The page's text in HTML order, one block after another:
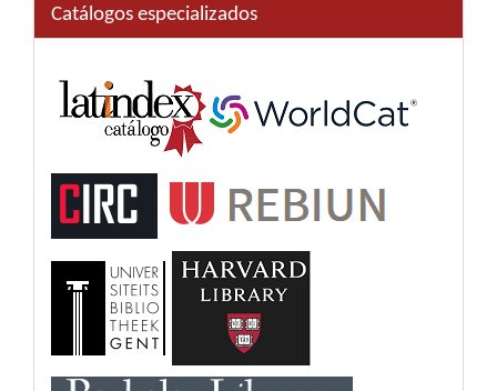
Catálogos especializados